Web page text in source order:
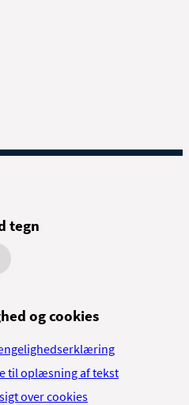
tegn
og cookies
til oplæsning af tekst
over cookies